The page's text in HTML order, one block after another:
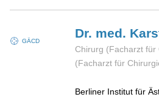
GÄCD
Dr. med.
Chirurg (Facharzt für
(Facharzt für
Berliner Institut für